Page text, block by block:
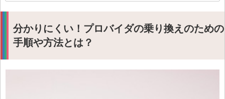
分かりにくい！プロバイダの乗り換えのための
手順や方法とは？